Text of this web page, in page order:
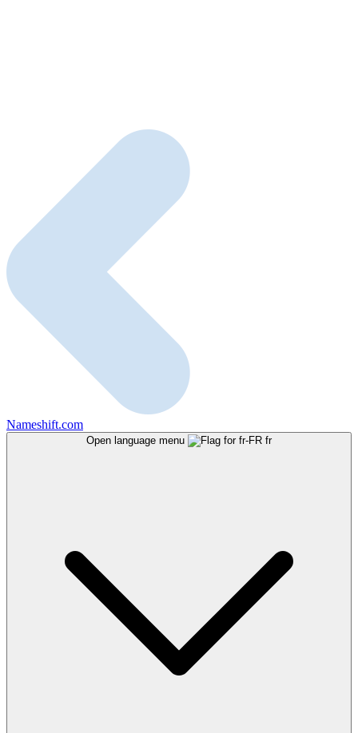
Nameshift.com
Open language menu fr